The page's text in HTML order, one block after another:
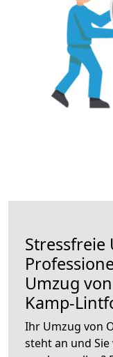
Stressfreie
Umzug
Kamp-
Ihr Umzug von
steht an und